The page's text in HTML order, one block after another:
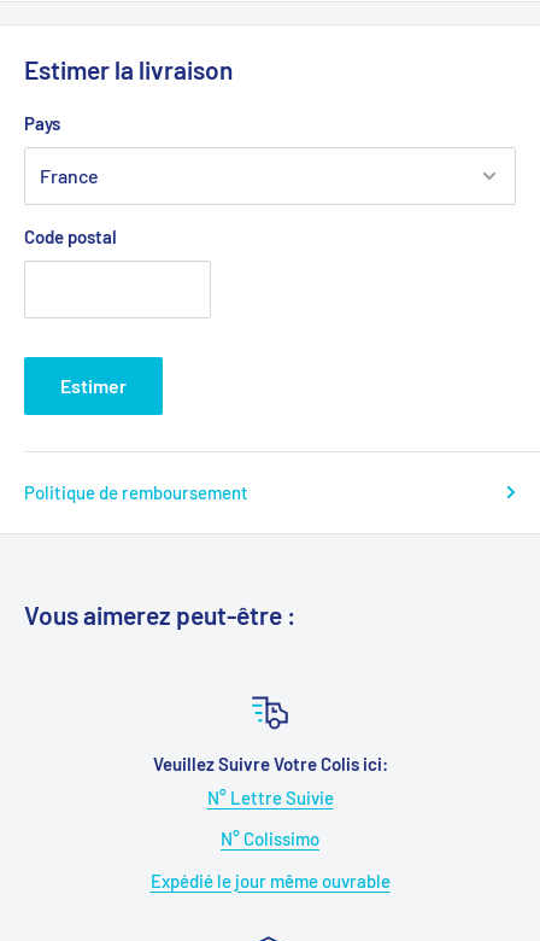
Estimer la livraison
Pays
Code postal
Estimer
Politique de remboursement
Vous aimerez peut-être :
Veuillez Suivre Votre Colis ici:
N° Lettre Suivie
N° Colissimo
Expédié le jour même ouvrable